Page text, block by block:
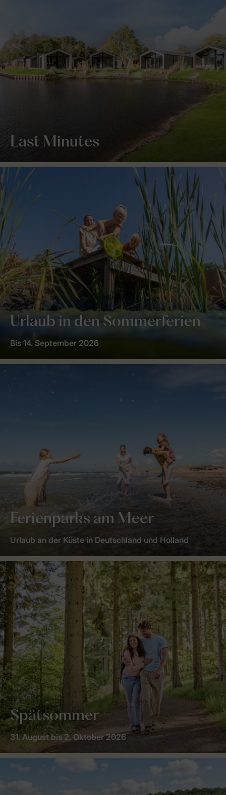
Last Minutes
Urlaub in den Sommerferien
Bis 14. September 2026
Ferienparks am Meer
Urlaub an der Küste in Deutschland und Holland
Spätsommer
31. August bis 2. Oktober 2026